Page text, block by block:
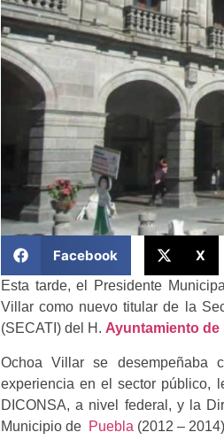
Facebook X
Esta tarde, el Presidente
Villar como nuevo titular de la
(SECATI) del H. Ayuntamiento de
Ochoa Villar se desempeñaba
experiencia en el sector público,
DICONSA, a nivel federal, y la
Municipio de Puebla (2012 –